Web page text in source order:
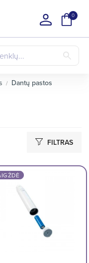
0
Dantų pastos
FILTRAS